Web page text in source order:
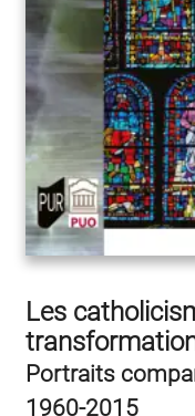
Les
Portraits
1960-2015